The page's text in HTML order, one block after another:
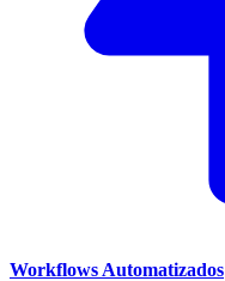
Workflows Automatizados